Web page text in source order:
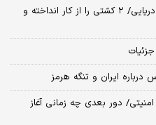
تازه‌ترین ادعای سنتکام درباره محاصره دریایی/ ۲ کشتی را از کار انداخته و
ایران و تنگه هرمز
امنیتی/ دور بعدی چه زمانی آغاز